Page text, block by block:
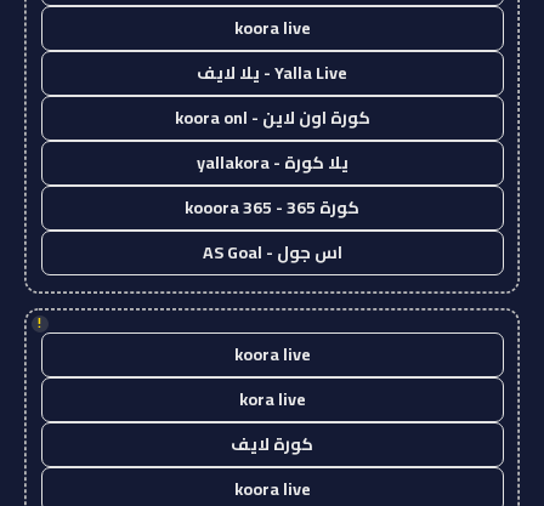
koora live
Yalla Live - يلا لايف
كورة اون لاين - koora onl
يلا كورة - yallakora
كورة 365 - kooora 365
اس جول - AS Goal
!
koora live
kora live
كورة لايف
koora live